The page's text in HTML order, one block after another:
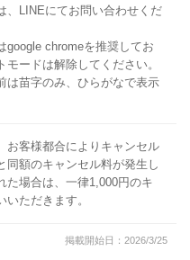
、LINEにてお問い合わせくだ
google chromeを推奨してお
モードは解除してください。
は苗字のみ、ひらがなで表示
お客様都合によりキャンセル
同額のキャンセル料が発生し
た場合は、一律1,000円のキ
いただきます。
掲載開始日：2026/3/25